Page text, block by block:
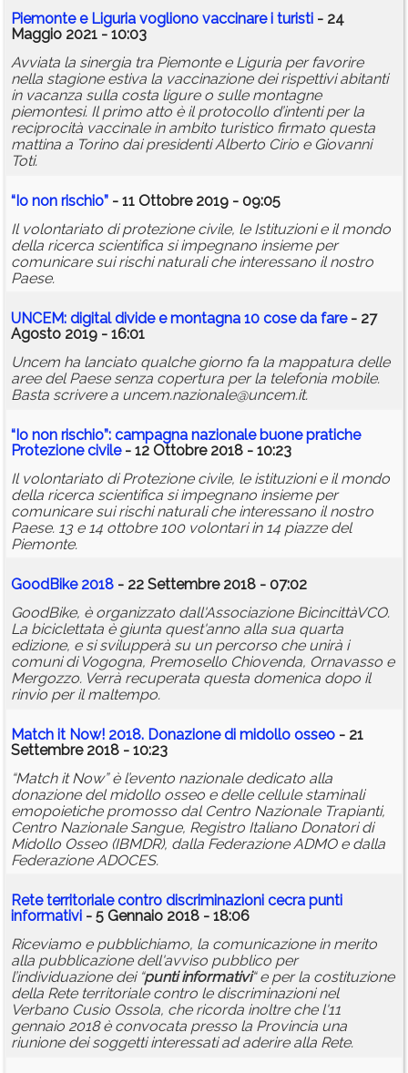
Piemonte e Liguria vogliono vaccinare i turisti - 24
Maggio 2021 - 10:03
Avviata la sinergia tra Piemonte e Liguria per favorire
nella stagione estiva la vaccinazione dei rispettivi abitanti
in vacanza sulla costa ligure o sulle montagne
piemontesi. Il primo atto è il protocollo d’intenti per la
reciprocità vaccinale in ambito turistico firmato questa
mattina a Torino dai presidenti Alberto Cirio e Giovanni
Toti.
“Io non rischio” - 11 Ottobre 2019 - 09:05
Il volontariato di protezione civile, le Istituzioni e il mondo
della ricerca scientifica si impegnano insieme per
comunicare sui rischi naturali che interessano il nostro
Paese.
UNCEM: digital divide e montagna 10 cose da fare- 27
Agosto 2019 - 16:01
Uncem ha lanciato qualche giorno fa la mappatura delle
aree del Paese senza copertura per la telefonia mobile.
Basta scrivere a uncem.nazionale@uncem.it.
“Io non rischio”: campagna nazionale buone pratiche
Protezione civile- 12 Ottobre 2018 - 10:23
Il volontariato di Protezione civile, le istituzioni e il mondo
della ricerca scientifica si impegnano insieme per
comunicare sui rischi naturali che interessano il nostro
Paese. 13 e 14 ottobre 100 volontari in 14 piazze del
Piemonte.
GoodBike 2018 - 22 Settembre 2018 - 07:02
GoodBike, è organizzato dall'Associazione BicincittàVCO.
La biciclettata è giunta quest'anno alla sua quarta
edizione, e si svilupperà su un percorso che unirà i
comuni di Vogogna, Premosello Chiovenda, Ornavasso e
Mergozzo. Verrà recuperata questa domenica dopo il
rinvio per il maltempo.
Match it Now! 2018. Donazione di midollo osseo - 21
Settembre 2018 - 10:23
“Match it Now” è l’evento nazionale dedicato alla
donazione del midollo osseo e delle cellule staminali
emopoietiche promosso dal Centro Nazionale Trapianti,
Centro Nazionale Sangue, Registro Italiano Donatori di
Midollo Osseo (IBMDR), dalla Federazione ADMO e dalla
Federazione ADOCES.
Rete territoriale contro discriminazioni cecra punti
informativi - 5 Gennaio 2018 - 18:06
Riceviamo e pubblichiamo, la comunicazione in merito
alla pubblicazione dell'avviso pubblico per
l’individuazione dei “punti informativi“ e per la costituzione
della Rete territoriale contro le discriminazioni nel
Verbano Cusio Ossola, che ricorda inoltre che l'11
gennaio 2018 è convocata presso la Provincia una
riunione dei soggetti interessati ad aderire alla Rete.